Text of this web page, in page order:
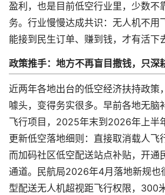
盈利，也是目前低空行业里，少数不
务。行业慢慢达成共识：无人机不用
能接到民生订单、赚到钱，才有活下
政策推手：地方不再盲目撒钱，只深
近两年各地出台的低空经济扶持政策
噱头，变得务实很多。早前各地无脑
飞行项目，2025年末到2026年上半
更新低空落地细则：直接取消载人飞
而加码社区低空配送站点补贴，开通
通道。民航局2026年4月落地新规也
型配送无人机超视距飞行权限，300